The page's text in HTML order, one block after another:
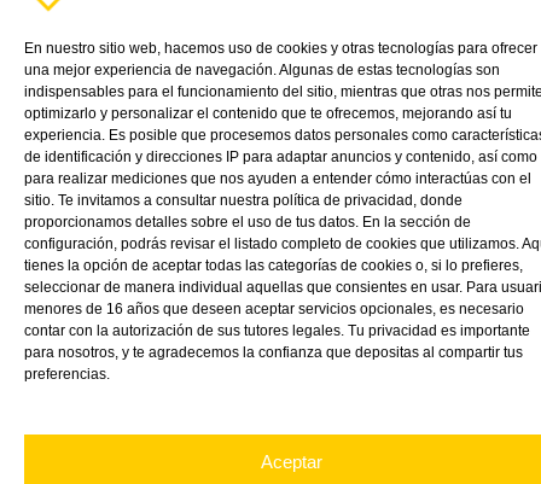
En nuestro sitio web, hacemos uso de cookies y otras tecnologías para ofrecer
una mejor experiencia de navegación. Algunas de estas tecnologías son
indispensables para el funcionamiento del sitio, mientras que otras nos
optimizarlo y personalizar el contenido que te ofrecemos, mejorando así tu
experiencia. Es posible que procesemos datos personales como
de identificación y direcciones IP para adaptar anuncios y contenido, así como
para realizar mediciones que nos ayuden a entender cómo interactúas con el
sitio. Te invitamos a consultar nuestra política de privacidad, donde
proporcionamos detalles sobre el uso de tus datos. En la sección de
configuración, podrás revisar el listado completo de cookies que utilizamos.
tienes la opción de aceptar todas las categorías de cookies o, si lo prefieres,
seleccionar de manera individual aquellas que consientes en usar. Para
menores de 16 años que deseen aceptar servicios opcionales, es necesario
contar con la autorización de sus tutores legales. Tu privacidad es importante
para nosotros, y te agradecemos la confianza que depositas al compartir tus
preferencias.
Aceptar
calidad óptica sin comprometer el rendimiento?
Read More »